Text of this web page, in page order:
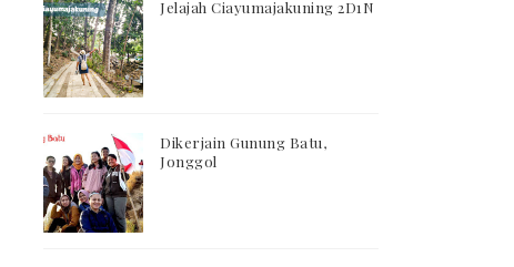
Jelajah Ciayumajakuning 2D1N
Dikerjain Gunung Batu,
Jonggol